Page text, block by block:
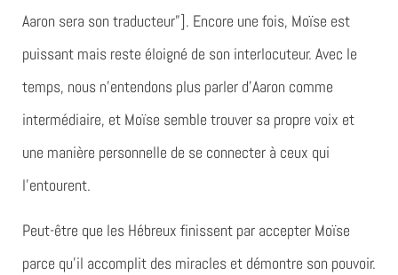
Aaron sera son traducteur”]. Encore une fois, Moïse est
puissant mais reste éloigné de son interlocuteur. Avec le
temps, nous n’entendons plus parler d’Aaron comme
intermédiaire, et Moïse semble trouver sa propre voix et
une manière personnelle de se connecter à ceux qui
l’entourent.
Peut-être que les Hébreux finissent par accepter Moïse
parce qu’il accomplit des miracles et démontre son pouvoir.